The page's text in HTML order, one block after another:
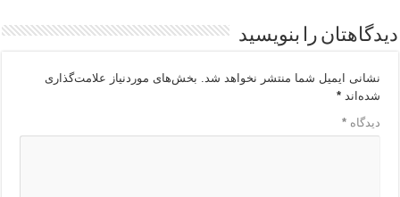
دیدگاهتان را بنویسید
نشانی ایمیل شما منتشر نخواهد شد.
بخش‌های موردنیاز علامت‌گذاری
شده‌اند*
دیدگاه*